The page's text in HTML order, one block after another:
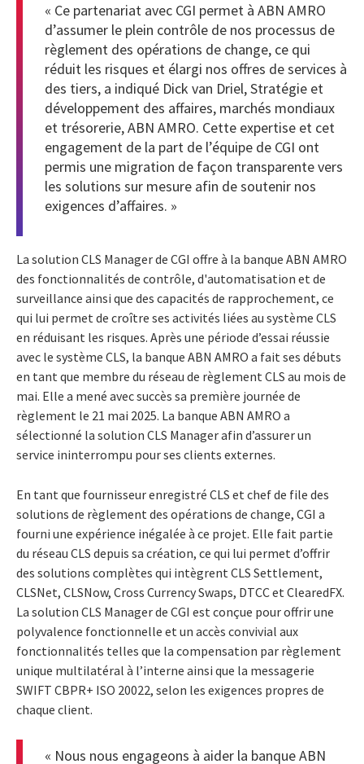
« Ce partenariat avec CGI permet à ABN AMRO
d’assumer le plein contrôle de nos processus de
règlement des opérations de change, ce qui
réduit les risques et élargi nos offres de services à
des tiers, a indiqué Dick van Driel, Stratégie et
développement des affaires, marchés mondiaux
et trésorerie, ABN AMRO. Cette expertise et cet
engagement de la part de l’équipe de CGI ont
permis une migration de façon transparente vers
les solutions sur mesure afin de soutenir nos
exigences d’affaires. »
La solution CLS Manager de CGI offre à la banque ABN AMRO
des fonctionnalités de contrôle, d'automatisation et de
surveillance ainsi que des capacités de rapprochement, ce
qui lui permet de croître ses activités liées au système CLS
en réduisant les risques. Après une période d’essai réussie
avec le système CLS, la banque ABN AMRO a fait ses débuts
en tant que membre du réseau de règlement CLS au mois de
mai. Elle a mené avec succès sa première journée de
règlement le 21 mai 2025. La banque ABN AMRO a
sélectionné la solution CLS Manager afin d’assurer un
service ininterrompu pour ses clients externes.
En tant que fournisseur enregistré CLS et chef de file des
solutions de règlement des opérations de change, CGI a
fourni une expérience inégalée à ce projet. Elle fait partie
du réseau CLS depuis sa création, ce qui lui permet d’offrir
des solutions complètes qui intègrent CLS Settlement,
CLSNet, CLSNow, Cross Currency Swaps, DTCC et ClearedFX.
La solution CLS Manager de CGI est conçue pour offrir une
polyvalence fonctionnelle et un accès convivial aux
fonctionnalités telles que la compensation par règlement
unique multilatéral à l’interne ainsi que la messagerie
SWIFT CBPR+ ISO 20022, selon les exigences propres de
chaque client.
« Nous nous engageons à aider la banque ABN